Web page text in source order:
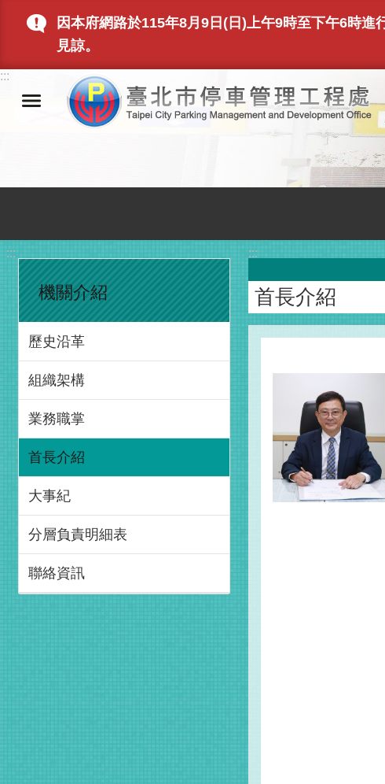
跳到主要內容區塊
因本府網路於115年8月9日(日)上午9時至下午6時
見諒。
:::
:::
機關介紹
歷史沿革
組織架構
業務職掌
首長介紹
大事紀
分層負責明細表
聯絡資訊
:::
首長介紹